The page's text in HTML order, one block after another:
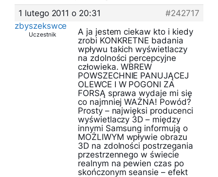
1 lutego 2011 o 20:31
#242717
zbyszekswce
Uczestnik
A ja jestem ciekaw kto i kiedy
zrobi KONKRETNE badania
wpływu takich wyświetlaczy
na zdolności percepcyjne
człowieka. WBREW
POWSZECHNIE PANUJĄCEJ
OLEWCE I W POGONI ZA
FORSĄ sprawa wydaje mi się
co najmniej WAŻNA! Powód?
Prosty – najwięksi producenci
wyświetlaczy 3D – między
innymi Samsung informują o
MOŻLIWYM wpływie obrazu
3D na zdolności postrzegania
przestrzennego w świecie
realnym na pewien czas po
skończonym seansie – efekt